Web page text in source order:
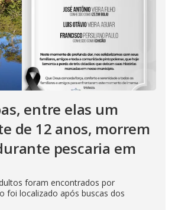
entre elas um
de 12 anos, morrem
pescaria em
foram encontrados por
foi localizado após buscas dos